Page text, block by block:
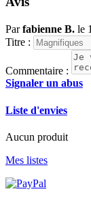
Parfabienne B. le
Titre :
Commentaire :
Signaler un abus
Liste d'envies
Aucun produit
Mes listes